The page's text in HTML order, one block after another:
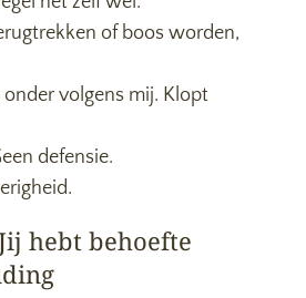
of boos worden,
onder volgens mij. Klopt
defensie.
hebt behoefte